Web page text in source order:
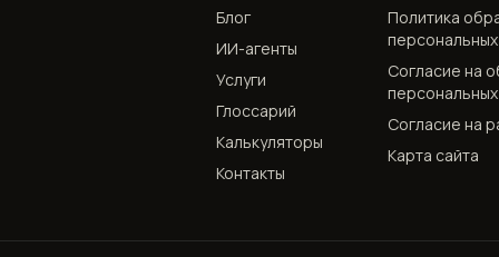
Блог
ИИ-агенты
Услуги
Глоссарий
Калькуляторы
Контакты
Политика
Согласие на
Согласие на
Карта сайта